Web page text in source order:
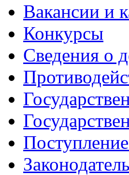
Вакансии и
Конкурсы
Сведения о